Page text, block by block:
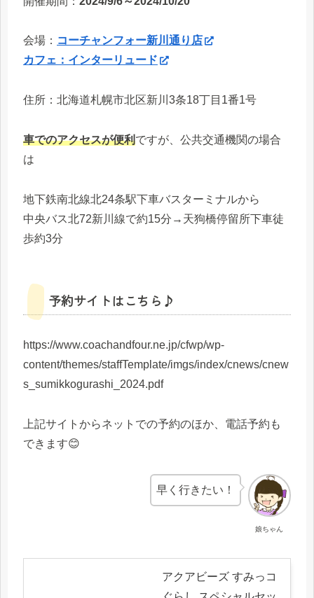
会場： コーチャンフォー新川通り店
カフェ：インターリュード
住所：北海道札幌市北区新川3条18丁目1番1号
車でのアクセスが便利ですが、公共交通機関の場合
は
地下鉄南北線北24条駅下車バスターミナルから
中央バス北72新川線で約15分→天狗橋停留所下車徒
歩約3分
予約サイトはこちら♪
https://www.coachandfour.ne.jp/cfwp/wp-
content/themes/staffTemplate/imgs/index/cnews/cnew
s_sumikkogurashi_2024.pdf
上記サイトからネットでの予約のほか、電話予約も
できます😊
娘ちゃん
早く行きたい！
アクアビーズ すみっコ